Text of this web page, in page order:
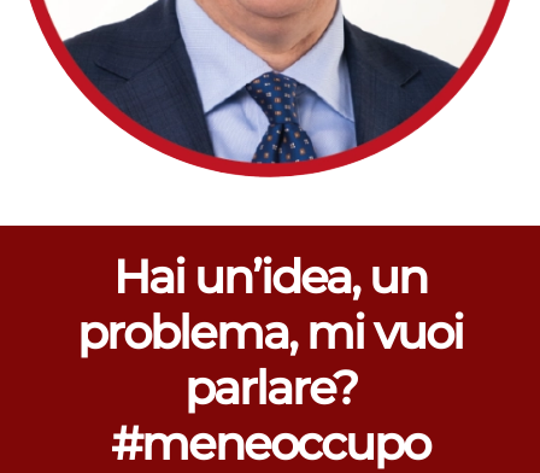
Hai un’idea, un
problema, mi vuoi
parlare?
#meneoccupo